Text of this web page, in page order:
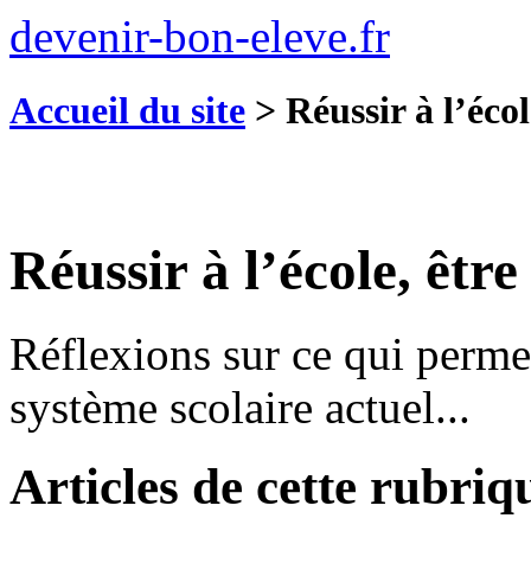
devenir-bon-eleve.fr
Accueil du site > Réussir à
Réussir à l’école,
Réflexions sur ce qui
système scolaire actuel...
Articles de cette